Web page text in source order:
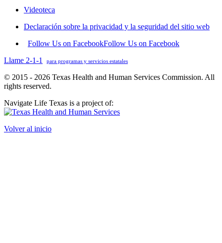
Videoteca
Declaración sobre la privacidad y la seguridad del sitio web
Follow Us on FacebookFollow Us on Facebook
Llame 2-1-1
para programas y servicios estatales
© 2015 - 2026 Texas Health and Human Services Commission. All
rights reserved.
Navigate Life Texas is a project of:
Volver al inicio